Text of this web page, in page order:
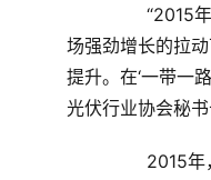
	　　“
2015
场强劲增长的拉
提升。在‘一带一
光伏行业协会秘
2015年